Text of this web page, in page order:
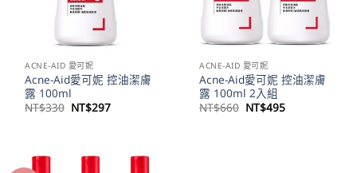
ACNE-AID 愛可妮
Acne-Aid愛可妮 控油潔膚
露 100ml
NT$330 原
始
NT$297目
ACNE-AID 愛可妮
Acne-Aid愛可妮 控油潔膚
露 100ml 2入組
NT$660 原
始
NT$495目